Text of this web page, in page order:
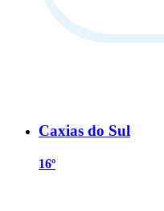
Caxias do Sul
16º